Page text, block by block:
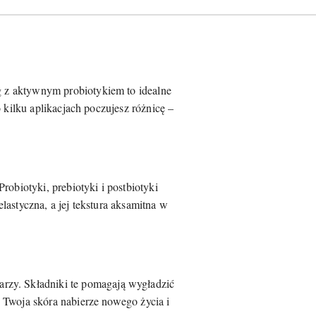
aktywnym probiotykiem to idealne
aplikacjach poczujesz różnicę –
prebiotyki i postbiotyki
a jej tekstura aksamitna w
Składniki te pomagają wygładzić
skóra nabierze nowego życia i